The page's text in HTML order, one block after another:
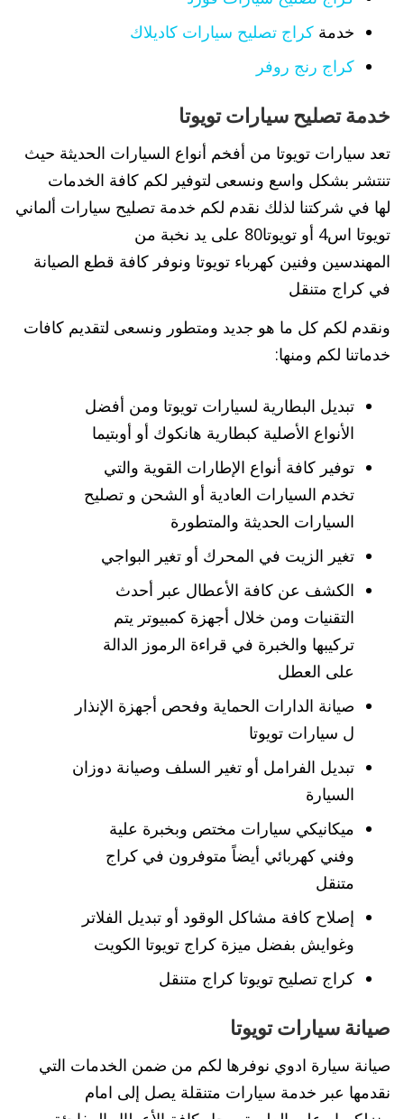
خدمة كراج تصليح سيارات كاديلاك
كراج رنج روفر
خدمة تصليح سيارات تويوتا
تعد سيارات تويوتا من أفخم أنواع السيارات الحديثة حيث
تنتشر بشكل واسع ونسعى لتوفير لكم كافة الخدمات
لها في شركتنا لذلك نقدم لكم خدمة تصليح سيارات ألماني
تويوتا اس4 أو تويوتا80 على يد نخبة من
المهندسين وفنين كهرباء تويوتا ونوفر كافة قطع الصيانة
في كراج متنقل
ونقدم لكم كل ما هو جديد ومتطور ونسعى لتقديم كافات
خدماتنا لكم ومنها:
تبديل البطارية لسيارات تويوتا ومن أفضل
الأنواع الأصلية كبطارية هانكوك أو أوبتيما
توفير كافة أنواع الإطارات القوية والتي
تخدم السيارات العادية أو الشحن و تصليح
السيارات الحديثة والمتطورة
تغير الزيت في المحرك أو تغير البواجي
الكشف عن كافة الأعطال عبر أحدث
التقنيات ومن خلال أجهزة كمبيوتر يتم
تركيبها والخبرة في قراءة الرموز الدالة
على العطل
صيانة الدارات الحماية وفحص أجهزة الإنذار
ل سيارات تويوتا
تبديل الفرامل أو تغير السلف وصيانة دوزان
السيارة
ميكانيكي سيارات مختص وبخبرة علية
وفني كهربائي أيضاً متوفرون في كراج
متنقل
إصلاح كافة مشاكل الوقود أو تبديل الفلاتر
وغوايش بفضل ميزة كراج تويوتا الكويت
كراج تصليح تويوتا كراج متنقل
صيانة سيارات تويوتا
صيانة سيارة ادوي نوفرها لكم من ضمن الخدمات التي
نقدمها عبر خدمة سيارات متنقلة يصل إلى امام